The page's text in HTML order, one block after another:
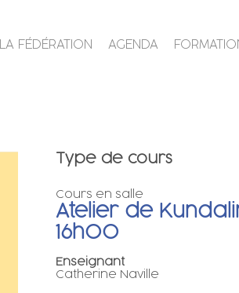
LA FÉDÉRATION AGENDA
Type de cours
Cours en salle
Atelier de
16h00
Enseignant
Catherine Naville